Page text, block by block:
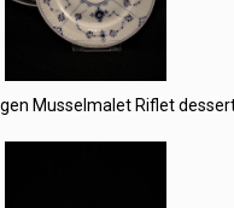
Musselmalet Riflet